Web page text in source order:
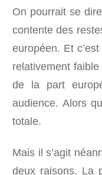
On pourrait se
contente des
européen. Et
relativement
de la part
audience. Alors
totale.
Mais il s’agit
deux raisons. La